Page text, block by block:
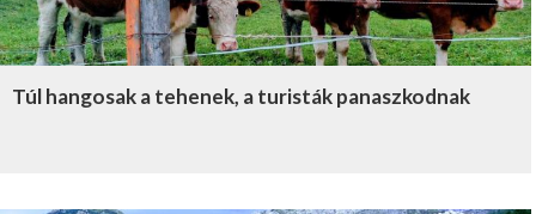
Túl hangosak a tehenek, a turisták panaszkodnak